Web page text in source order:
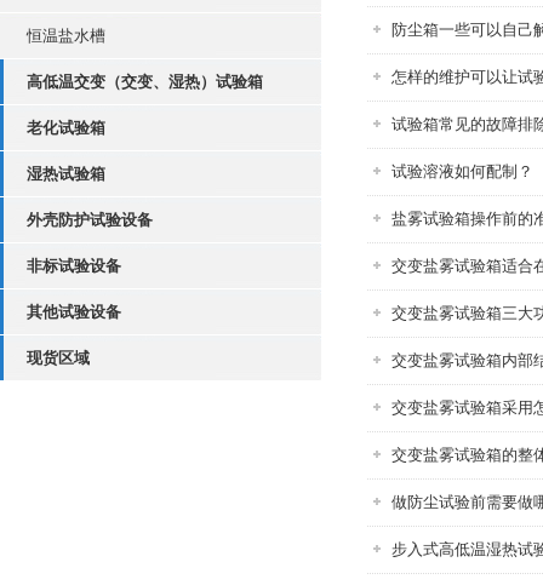
恒温盐水槽
高低温交变（交变、湿热）试验箱
老化试验箱
湿热试验箱
外壳防护试验设备
非标试验设备
其他试验设备
现货区域
防尘箱一些可以自己
怎样的维护可以让试
试验箱常见的故障排
试验溶液如何配制？
盐雾试验箱操作前的
交变盐雾试验箱适合
交变盐雾试验箱三大
交变盐雾试验箱内部
交变盐雾试验箱采用
交变盐雾试验箱的整
做防尘试验前需要做
步入式高低温湿热试